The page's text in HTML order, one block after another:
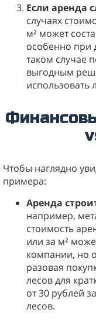
Если аренда
случаях
м² может
особенно при
таком случае
выгодным
использовать
Чтобы наглядно
примера:
Аренда
например,
стоимость
или за м²
компании, но
разовая
лесов для
от 30 рублей
лесов.